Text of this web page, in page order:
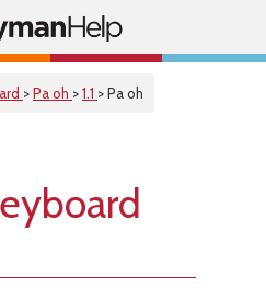
>Pa oh >1.1 > Pa oh